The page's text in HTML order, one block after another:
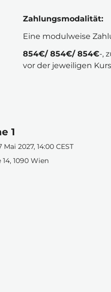
Zahlungsmodalität:
Eine modulweise
854€/ 854€/ 854€-,
vor der jeweiligen
1
2027, 14:00 CEST
1090 Wien